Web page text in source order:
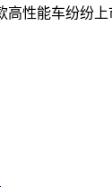
性能车纷纷